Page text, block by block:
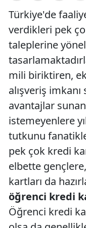
Türkiye'de
verdikleri pek
taleplerine
mili biriktiren,
alışveriş
avantajlar
istemeyenlere
tutkunu
pek çok kredi
elbette
kartları da
öğrenci kredi
Öğrenci kredi